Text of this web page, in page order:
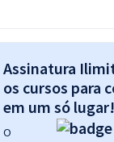
Assinatura
os cursos para
em um só lugar!
O